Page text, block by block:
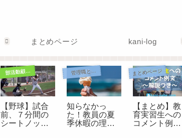
まとめページ kani-log
部活動顧問として
【野球】試合
前、７分間の
シートノック
管理職として
知らなかっ
た！教員の夏
季休暇の理由
まとめページ
【まとめ】教
育実習生への
コメント例